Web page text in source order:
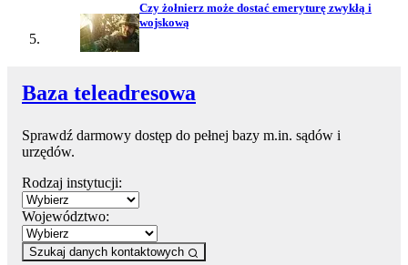
Czy żołnierz może dostać emeryturę zwykłą i
wojskową
Baza teleadresowa
Sprawdź darmowy dostęp do pełnej bazy m.in. sądów i
urzędów.
Rodzaj instytucji:
Województwo:
Szukaj danych kontaktowych